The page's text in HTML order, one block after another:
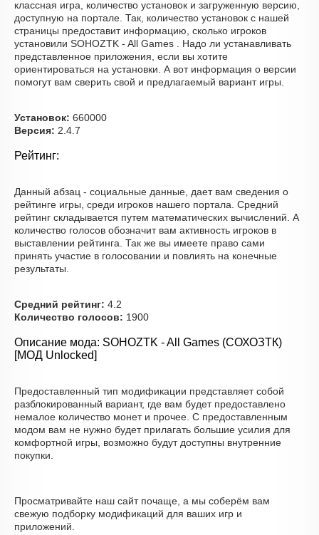
классная игра, количество установок и загруженную версию,
доступную на портале. Так, количество установок с нашей
страницы предоставит информацию, сколько игроков
установили SOHOZTK - All Games . Надо ли устанавливать
представленное приложения, если вы хотите
ориентироваться на установки. А вот информация о версии
помогут вам сверить свой и предлагаемый вариант игры.
Установок: 660000
Версия: 2.4.7
Рейтинг:
Данный абзац - социальные данные, дает вам сведения о
рейтинге игры, среди игроков нашего портала. Средний
рейтинг складывается путем математических вычислений. А
количество голосов обозначит вам активность игроков в
выставлении рейтинга. Так же вы имеете право сами
принять участие в голосовании и повлиять на конечные
результаты.
Средний рейтинг: 4.2
Количество голосов: 1900
Описание мода: SOHOZTK - All Games (СОХОЗТК)
[МОД Unlocked]
Предоставленный тип модификации представляет собой
разблокированный вариант, где вам будет предоставлено
немалое количество монет и прочее. С предоставленным
модом вам не нужно будет прилагать большие усилия для
комфортной игры, возможно будут доступны внутренние
покупки.
Просматривайте наш сайт почаще, а мы соберём вам
свежую подборку модификаций для ваших игр и
приложений.